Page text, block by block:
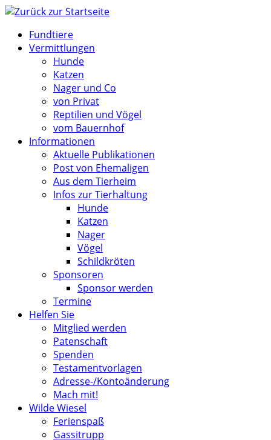
Zum
springenFundtiere
Vermittlungen
Hunde
Katzen
Nager und Co
von Privat
Reptilien und Vögel
vom Bauernhof
Informationen
Aktuelle Publikationen
Post von Ehemaligen
Aus dem Tierheim
Infos zur Tierhaltung
Hunde
Katzen
Nager
Vögel
Schildkröten
Sponsoren
Sponsor werden
Termine
Helfen Sie
Mitglied werden
Patenschaft
Spenden
Testamentvorlagen
Adresse-/Kontoänderung
Mach mit!
Wilde Wiesel
Ferienspaß
Gassitrupp